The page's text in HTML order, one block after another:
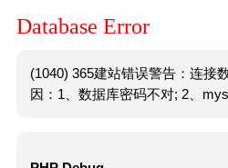
Database Error
(1040) 365建站错误警告：连接
因：1、数据库密码不对; 2、